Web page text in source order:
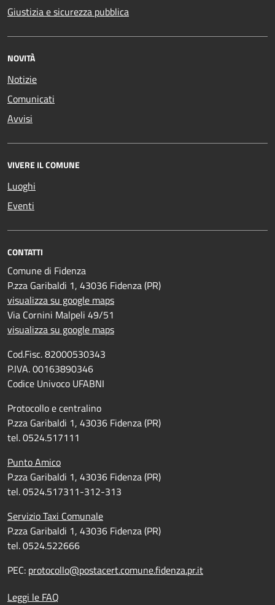
Giustizia e sicurezza pubblica
NOVITÀ
Notizie
Comunicati
Avvisi
VIVERE IL COMUNE
Luoghi
Eventi
CONTATTI
Comune di Fidenza
P.zza Garibaldi 1, 43036 Fidenza (PR)
visualizza su google maps
Via Cornini Malpeli 49/51
visualizza su google maps
Cod.Fisc. 82000530343
P.IVA. 00163890346
Codice Univoco UFABNI
Protocollo e centralino
P.zza Garibaldi 1, 43036 Fidenza (PR)
tel. 0524.517111
Punto Amico
P.zza Garibaldi 1, 43036 Fidenza (PR)
tel. 0524.517311-312-313
Servizio Taxi Comunale
P.zza Garibaldi 1, 43036 Fidenza (PR)
tel. 0524.522666
PEC: protocollo@postacert.comune.fidenza.pr.it
Leggi le FAQ